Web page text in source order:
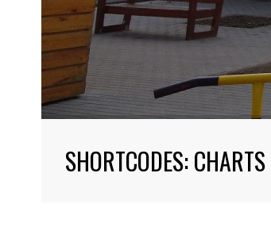
SHORTCODES: CHARTS